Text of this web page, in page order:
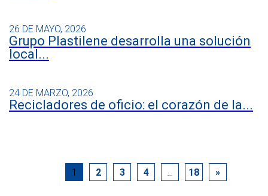
26 DE MAYO, 2026
Grupo Plastilene desarrolla una solución
local...
24 DE MARZO, 2026
Recicladores de oficio: el corazón de la...
1 2 3 4 … 18 »